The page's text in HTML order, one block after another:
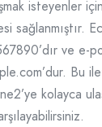
isteyenler
sağlanmıştır.
ve e-
’dur. Bu
kolayca